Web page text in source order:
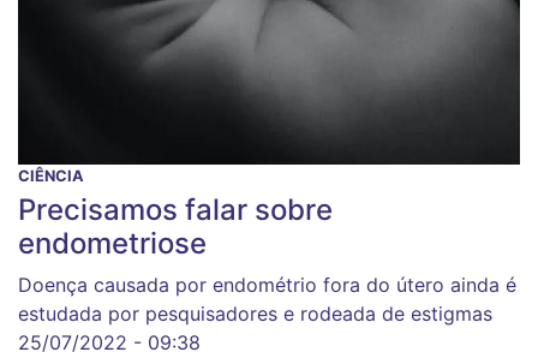
CIÊNCIA
Precisamos falar sobre
endometriose
Doença causada por endométrio fora do útero ainda é
estudada por pesquisadores e rodeada de estigmas
25/07/2022 - 09:38